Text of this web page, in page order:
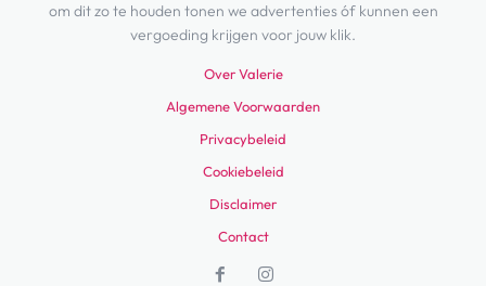
om dit zo te houden tonen we advertenties óf kunnen een
vergoeding krijgen voor jouw klik.
Over Valerie
Algemene Voorwaarden
Privacybeleid
Cookiebeleid
Disclaimer
Contact